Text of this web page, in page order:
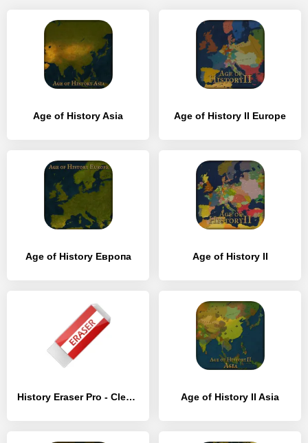
Age of History Asia Age of History II Europe
Age of History Европа Age of History II
History Eraser Pro - Clean up Age of History II Asia